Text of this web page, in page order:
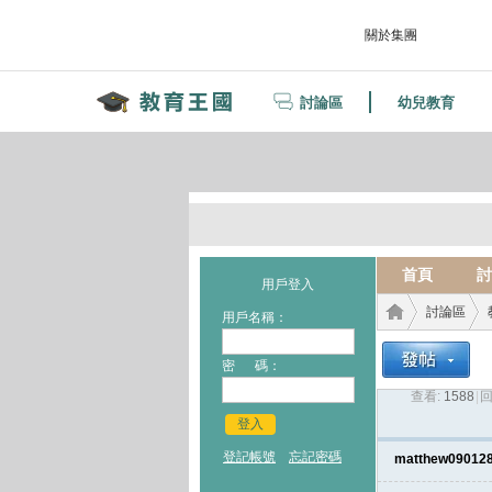
關於集團
討論區 幼兒教育
用戶登入
用戶名稱：
密 碼：
登入
登記帳號 忘記密碼
首頁
討論區
›
查看: 1588